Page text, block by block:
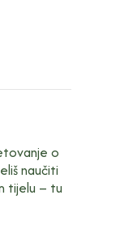
o
naučiti
tijelu – tu